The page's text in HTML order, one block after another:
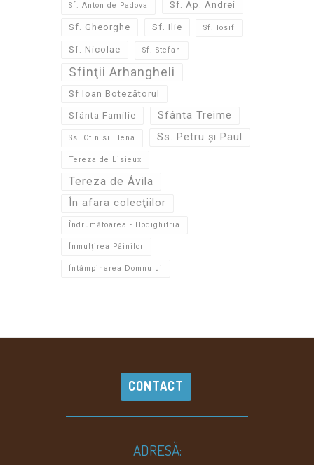
Sf. Anton de Padova Sf. Ap. Andrei
Sf. Gheorghe Sf. Ilie Sf. Iosif
Sf. Nicolae Sf. Stefan
Sfinţii Arhangheli
Sf Ioan Botezătorul
Sfânta Familie Sfânta Treime
Ss. Ctin si Elena Ss. Petru și Paul
Tereza de Lisieux
Tereza de Ávila
În afara colecţiilor
Îndrumătoarea - Hodighitria
Înmulțirea Pâinilor
Întâmpinarea Domnului
CONTACT
ADRESĂ: